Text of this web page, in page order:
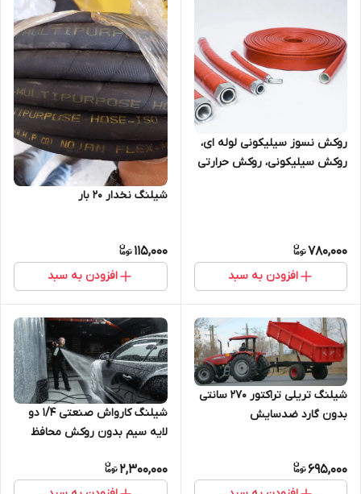
روکش نسوز سیلیکونی لوله ای،
روکش سیلیکونی، روکش حرارتی
780,000
افزودن به سبد
شیلنگ نخدار 20 بار
115,000
افزودن به سبد
شیلنگ تریلی تراکتور 270 سانتی
بدون گارد ضدسایش
695,000
شیلنگ کارواش صنعتی 1/4 دو
لایه سیم بدون روکش محافظ
هیدرواستاتیک
2,300,000